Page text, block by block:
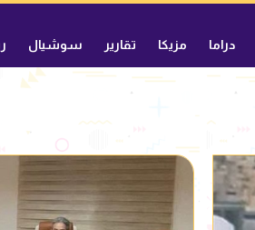
دراما مزيكا تقارير سوشيال